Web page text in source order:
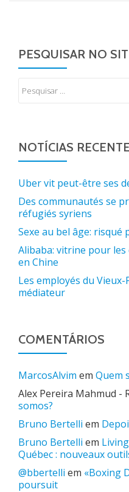
PESQUISAR NO
NOTÍCIAS
Uber vit peut-être ses
Des communautés se
réfugiés syriens
Sexe au bel âge:
Alibaba: vitrine pour
en Chine
Les employés du
médiateur
COMENTÁRIOS
MarcosAlvim em Quem
Alex Pereira Mahmud -
somos?
Bruno Bertelli em
Bruno Bertelli em
Québec : nouveaux
@bbertelli em «Boxing
poursuit